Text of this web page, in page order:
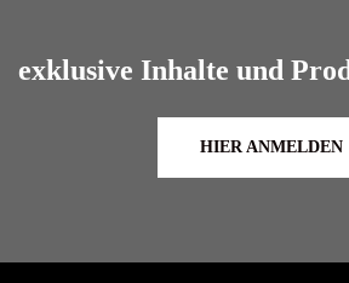
exklusive Inhalte und
HIER ANMELDEN